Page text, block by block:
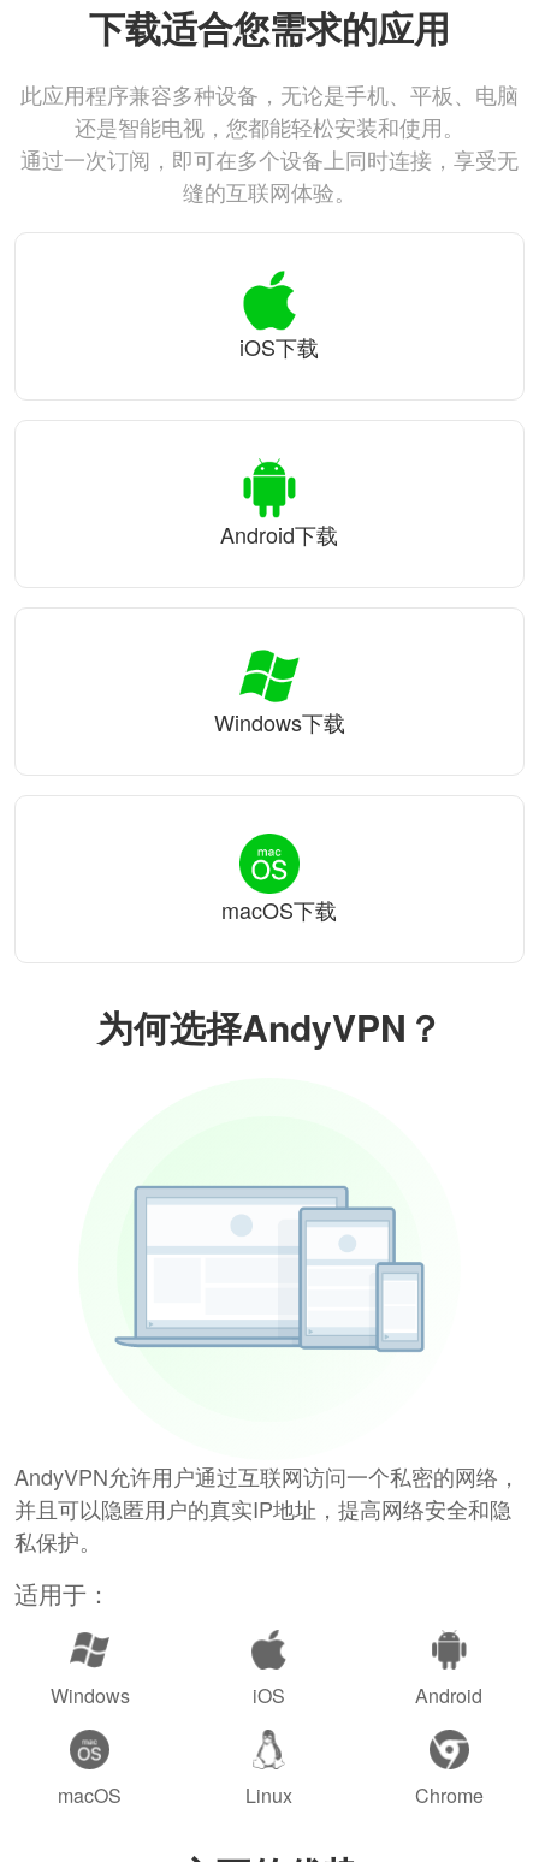
为何选择AndyVPN？
AndyVPN允许用户通过互联网访问一个私密的网络，
并且可以隐匿用户的真实IP地址，提高网络安全和隐
私保护。
适用于：
Windows iOS Android
macOS Linux Chrome
下载适合您需求的应用
此应用程序兼容多种设备，无论是手机、平板、电脑
还是智能电视，您都能轻松安装和使用。
通过一次订阅，即可在多个设备上同时连接，享受无
缝的互联网体验。
iOS下载
Android下载
Windows下载
macOS下载